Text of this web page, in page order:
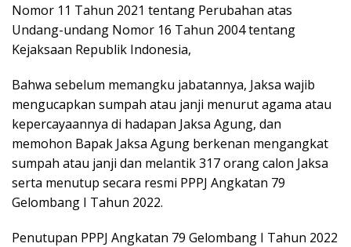
Nomor 11 Tahun 2021 tentang Perubahan atas
Undang-undang Nomor 16 Tahun 2004 tentang
Kejaksaan Republik Indonesia,
Bahwa sebelum memangku jabatannya, Jaksa wajib
mengucapkan sumpah atau janji menurut agama atau
kepercayaannya di hadapan Jaksa Agung, dan
memohon Bapak Jaksa Agung berkenan mengangkat
sumpah atau janji dan melantik 317 orang calon Jaksa
serta menutup secara resmi PPPJ Angkatan 79
Gelombang I Tahun 2022.
Penutupan PPPJ Angkatan 79 Gelombang I Tahun 2022